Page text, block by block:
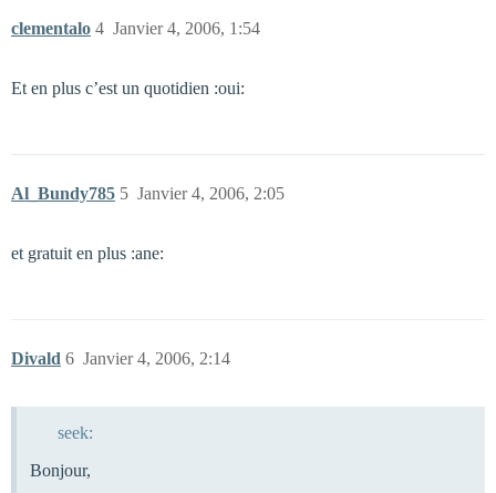
clementalo Janvier 4, 2006, 1:54
4
Et en plus c’est un quotidien :oui:
Al_Bundy785 Janvier 4, 2006, 2:05
5
et gratuit en plus :ane:
Divald Janvier 4, 2006, 2:14
6
seek:
Bonjour,